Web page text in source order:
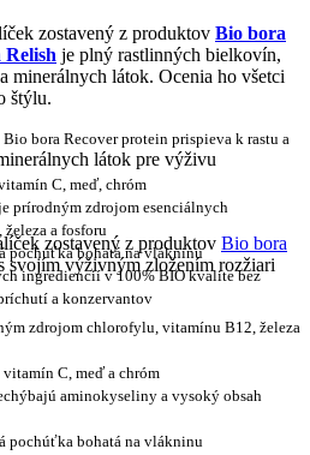
zostavený z produktov Bio bora
je plný rastlinných bielkovín,
minerálnych látok. Ocenia ho všetci
štýlu.
bora Recover protein prispieva k rastu a
C, meď, chróm
prírodným zdrojom esenciálnych
a fosforu
pochúťka bohatá na vlákninu
ingrediencií v 100% BIO kvalite bez
a konzervantov
látok pre výživu
zostavený z produktov Bio bora
svojím výživným zložením rozžiari
zdrojom chlorofylu, vitamínu B12, železa
C, meď a chróm
aminokyseliny a vysoký obsah
pochúťka bohatá na vlákninu